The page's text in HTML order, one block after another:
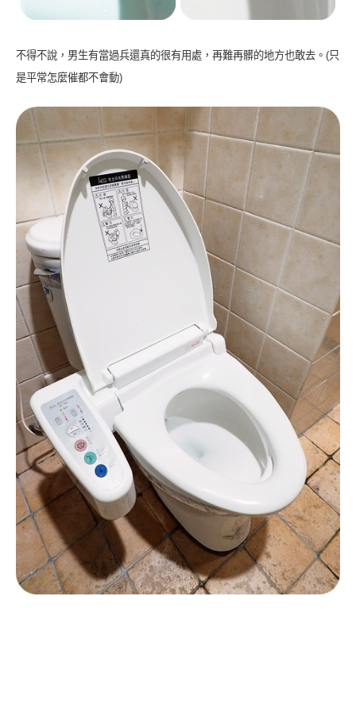
不得不說，男生有當過兵還真的很有用處，再難再髒的地方也敢去。(只
是平常怎麼催都不會動)